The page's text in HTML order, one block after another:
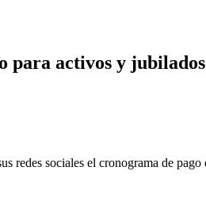
para activos y
redes sociales el cronograma de